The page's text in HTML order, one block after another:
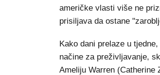
američke vlasti više ne
prisiljava da ostane
Kako dani prelaze u
načine za preživljavanje,
Ameliju Warren